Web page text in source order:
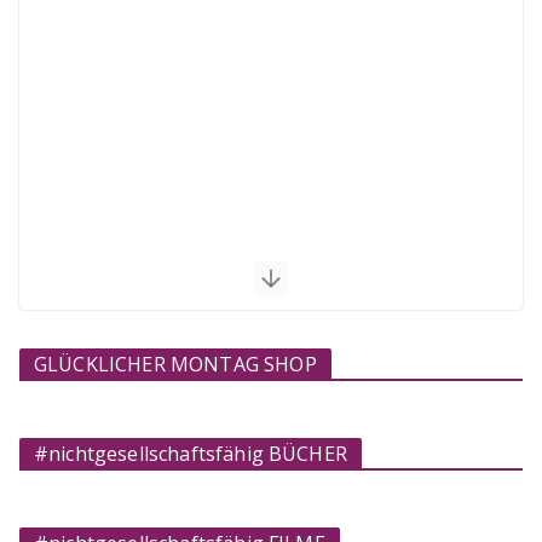
GLÜCKLICHER MONTAG SHOP
#nichtgesellschaftsfähig BÜCHER